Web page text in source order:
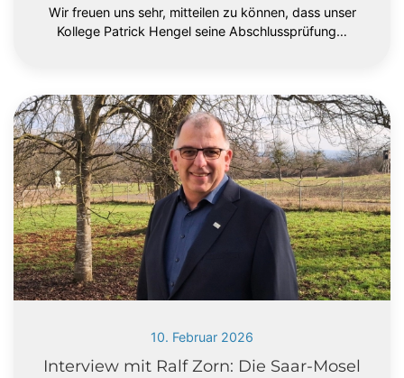
Wir freuen uns sehr, mitteilen zu können, dass unser
Kollege Patrick Hengel seine Abschlussprüfung…
10. Februar 2026
Interview mit Ralf Zorn: Die Saar-Mosel